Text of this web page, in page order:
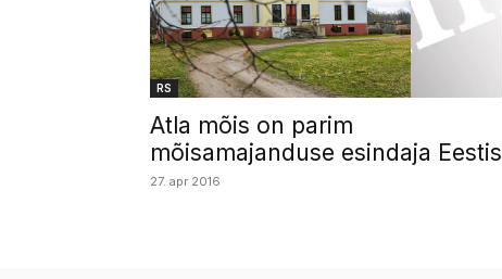
RS
Atla mõis on parim
mõisamajanduse esindaja Eestis
27. apr 2016